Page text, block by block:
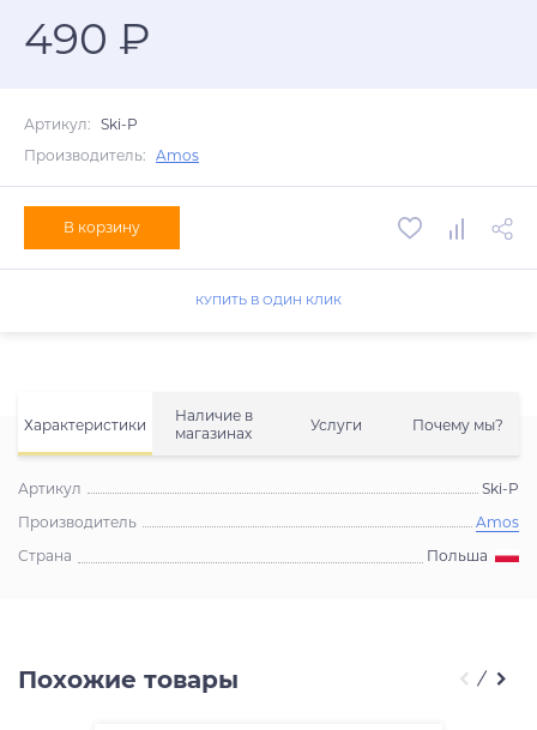
Характеристики
Наличие в
магазинах
Услуги Почему мы?
Артикул
Ski-P
Производитель
Amos
Страна
Польша
490 ₽
Артикул: Ski-P
Производитель: Amos
В корзину
КУПИТЬ В ОДИН КЛИК
Похожие товары